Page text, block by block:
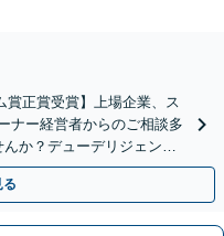
賞正賞受賞】上場企業、ス
ナー経営者からのご相談多
か？デューデリジェンス
回無料】
る